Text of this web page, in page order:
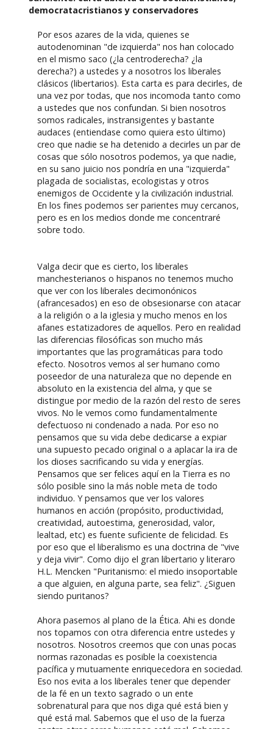
democratacristianos y conservadores
Por esos azares de la vida, quienes se
autodenominan "de izquierda" nos han colocado
en el mismo saco (¿la centroderecha? ¿la
derecha?) a ustedes y a nosotros los liberales
clásicos (libertarios). Esta carta es para decirles, de
una vez por todas, que nos incomoda tanto como
a ustedes que nos confundan. Si bien nosotros
somos radicales, instransigentes y bastante
audaces (entiendase como quiera esto último)
creo que nadie se ha detenido a decirles un par de
cosas que sólo nosotros podemos, ya que nadie,
en su sano juicio nos pondría en una "izquierda"
plagada de socialistas, ecologistas y otros
enemigos de Occidente y la civilización industrial.
En los fines podemos ser parientes muy cercanos,
pero es en los medios donde me concentraré
sobre todo.
Valga decir que es cierto, los liberales
manchesterianos o hispanos no tenemos mucho
que ver con los liberales decimonónicos
(afrancesados) en eso de obsesionarse con atacar
a la religión o a la iglesia y mucho menos en los
afanes estatizadores de aquellos. Pero en realidad
las diferencias filosóficas son mucho más
importantes que las programáticas para todo
efecto. Nosotros vemos al ser humano como
poseedor de una naturaleza que no depende en
absoluto en la existencia del alma, y que se
distingue por medio de la razón del resto de seres
vivos. No le vemos como fundamentalmente
defectuoso ni condenado a nada. Por eso no
pensamos que su vida debe dedicarse a expiar
una supuesto pecado original o a aplacar la ira de
los dioses sacrificando su vida y energías.
Pensamos que ser felices aquí en la Tierra es no
sólo posible sino la más noble meta de todo
individuo. Y pensamos que ver los valores
humanos en acción (propósito, productividad,
creatividad, autoestima, generosidad, valor,
lealtad, etc) es fuente suficiente de felicidad. Es
por eso que el liberalismo es una doctrina de "vive
y deja vivir". Como dijo el gran libertario y literaro
H.L. Mencken "Puritanismo: el miedo insoportable
a que alguien, en alguna parte, sea feliz". ¿Siguen
siendo puritanos?
Ahora pasemos al plano de la Ética. Ahi es donde
nos topamos con otra diferencia entre ustedes y
nosotros. Nosotros creemos que con unas pocas
normas razonadas es posible la coexistencia
pacífica y mutuamente enriquecedora en sociedad.
Eso nos evita a los liberales tener que depender
de la fé en un texto sagrado o un ente
sobrenatural para que nos diga qué está bien y
qué está mal. Sabemos que el uso de la fuerza